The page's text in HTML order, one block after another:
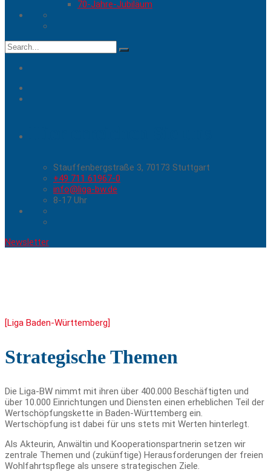
70-Jahre-Jubiläum
Search
for:
Stauffenbergstraße 3, 70173 Stuttgart
+49 711 61967-0
info@liga-bw.de
8-17 Uhr
Newsletter
[Liga Baden-Württemberg]
Strategische Themen
Die Liga-BW nimmt mit ihren über 400.000 Beschäftigten und
über 10.000 Einrichtungen und Diensten einen erheblichen Teil der
Wertschöpfungskette in Baden-Württemberg ein.
Wertschöpfung ist dabei für uns stets mit Werten hinterlegt.
Als Akteurin, Anwältin und Kooperationspartnerin setzen wir
zentrale Themen und (zukünftige) Herausforderungen der freien
Wohlfahrtspflege als unsere strategischen Ziele.